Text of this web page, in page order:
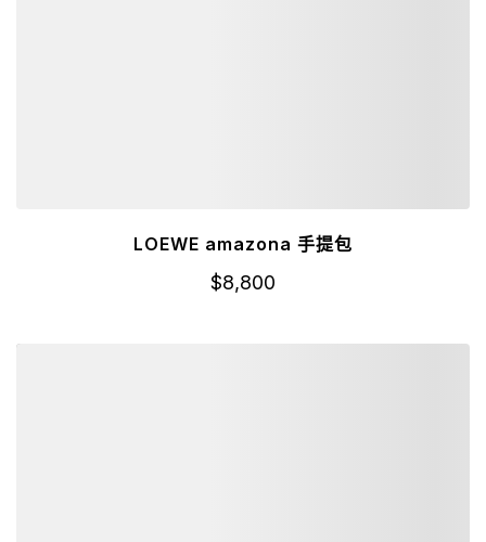
LOEWE amazona 手提包
$8,800